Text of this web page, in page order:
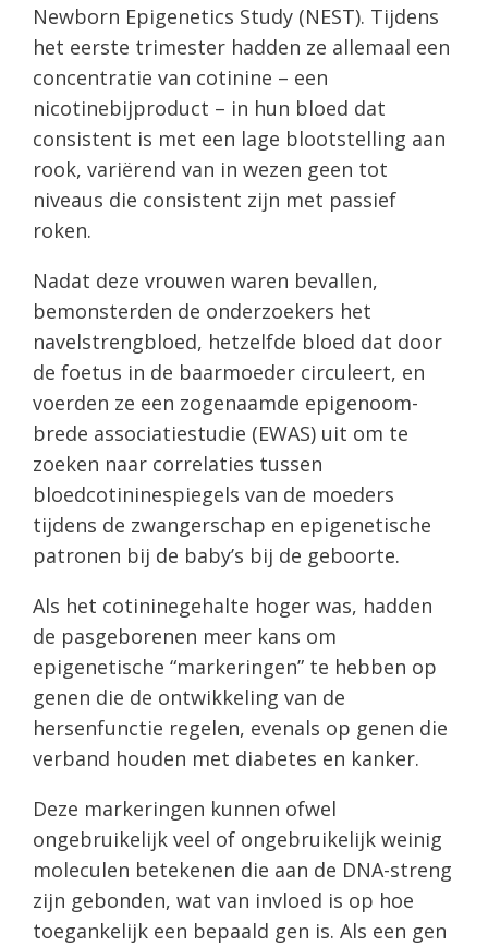
Newborn Epigenetics Study (NEST). Tijdens
het eerste trimester hadden ze allemaal een
concentratie van cotinine – een
nicotinebijproduct – in hun bloed dat
consistent is met een lage blootstelling aan
rook, variërend van in wezen geen tot
niveaus die consistent zijn met passief
roken.
Nadat deze vrouwen waren bevallen,
bemonsterden de onderzoekers het
navelstrengbloed, hetzelfde bloed dat door
de foetus in de baarmoeder circuleert, en
voerden ze een zogenaamde epigenoom-
brede associatiestudie (EWAS) uit om te
zoeken naar correlaties tussen
bloedcotininespiegels van de moeders
tijdens de zwangerschap en epigenetische
patronen bij de baby’s bij de geboorte.
Als het cotininegehalte hoger was, hadden
de pasgeborenen meer kans om
epigenetische “markeringen” te hebben op
genen die de ontwikkeling van de
hersenfunctie regelen, evenals op genen die
verband houden met diabetes en kanker.
Deze markeringen kunnen ofwel
ongebruikelijk veel of ongebruikelijk weinig
moleculen betekenen die aan de DNA-streng
zijn gebonden, wat van invloed is op hoe
toegankelijk een bepaald gen is. Als een gen